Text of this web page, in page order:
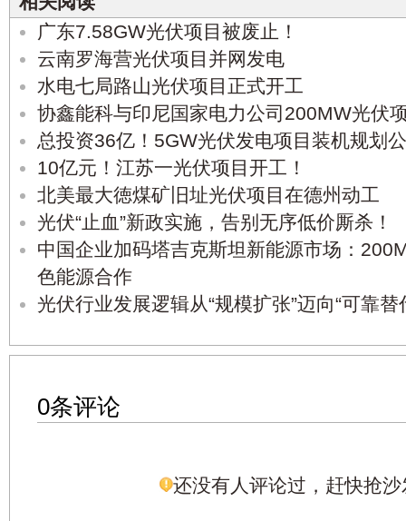
广东7.58GW光伏项目被废止！
云南罗海营光伏项目并网发电
水电七局路山光伏项目正式开工
协鑫能科与印尼国家电力公司200MW光伏
总投资36亿！5GW光伏发电项目装机规划
10亿元！江苏一光伏项目开工！
北美最大徳煤矿旧址光伏项目在德州动工
光伏“止血”新政实施，告别无序低价厮杀！
中国企业加码塔吉克斯坦新能源市场：
色能源合作
光伏行业发展逻辑从“规模扩张”迈向“可靠替
0条评论
还没有人评论过，赶快抢沙